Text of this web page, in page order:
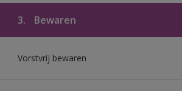
3. Bewaren
Vorstvrij bewaren